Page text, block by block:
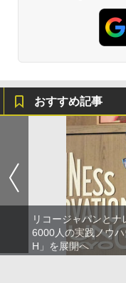
おすすめ記事
リコージャパンと
6000人の実践ノウ
H」を展開へ